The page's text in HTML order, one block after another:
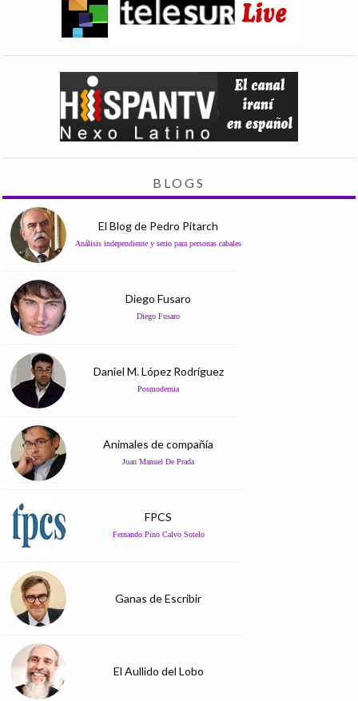
BLOGS
El Blog de Pedro Pitarch
Análisis independiente y serio para personas cabales
Diego Fusaro
Diego Fusaro
Daniel M. López Rodríguez
Posmodernia
Animales de compañía
Juan Manuel De Prada
FPCS
Fernando Pino Calvo Sotelo
Ganas de Escribir
El Aullido del Lobo